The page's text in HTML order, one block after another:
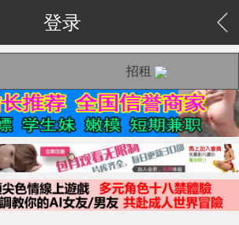
登录
招租